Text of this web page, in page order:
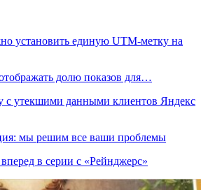
установить единую UTM-метку на
долю показов для…
с утекшими данными клиентов Яндекс
мы решим все ваши проблемы
в серии с «Рейнджерс»